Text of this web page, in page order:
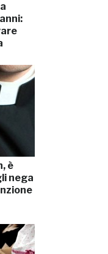
è
nega